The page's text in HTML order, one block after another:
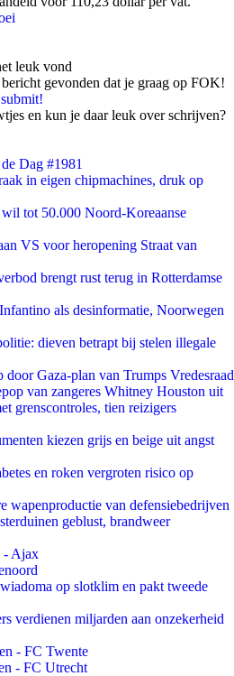
leuk vond
gevonden dat je graag op FOK!
en kun je daar leuk over schrijven?
Dag #1981
in eigen chipmachines, druk op
tot 50.000 Noord-Koreaanse
VS voor heropening Straat van
brengt rust terug in Rotterdamse
als desinformatie, Noorwegen
dieven betrapt bij stelen illegale
door Gaza-plan van Trumps Vredesraad
van zangeres Whitney Houston uit
grenscontroles, tien reizigers
kiezen grijs en beige uit angst
en roken vergroten risico op
wapenproductie van defensiebedrijven
geblust, brandweer
- Ajax
op slotklim en pakt tweede
verdienen miljarden aan onzekerheid
- FC Twente
- FC Utrecht